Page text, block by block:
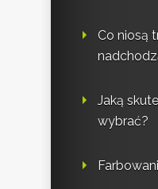
Co niosą
Jaką
wybrać?